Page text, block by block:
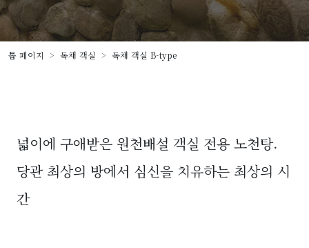
톱 페이지 독채 객실 독채 객실 B-type
넓이에 구애받은 원천배설 객실 전용 노천탕.
당관 최상의 방에서 심신을 치유하는 최상의 시
간